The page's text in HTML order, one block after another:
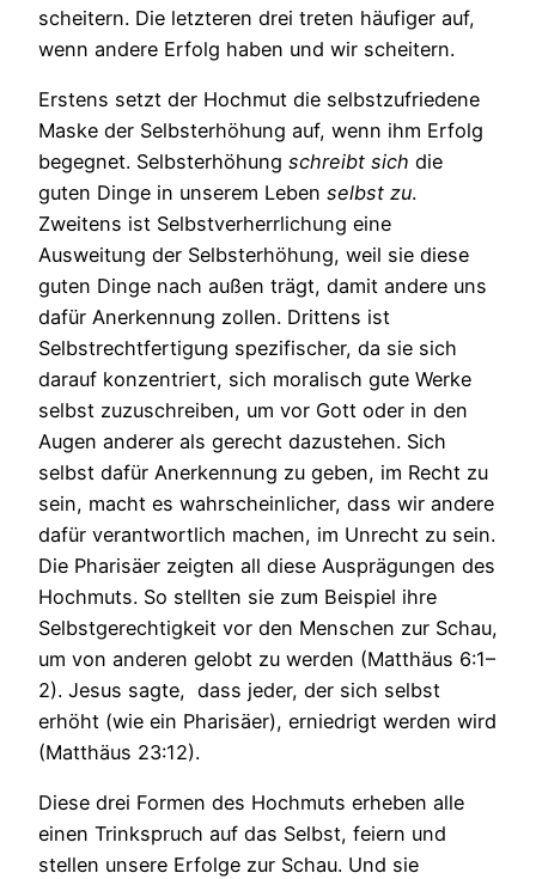
scheitern. Die letzteren drei treten häufiger auf,
wenn andere Erfolg haben und wir scheitern.
Erstens setzt der Hochmut die selbstzufriedene
Maske der Selbsterhöhung auf, wenn ihm Erfolg
begegnet. Selbsterhöhung schreibt sich die
guten Dinge in unserem Leben selbst zu.
Zweitens ist Selbstverherrlichung eine
Ausweitung der Selbsterhöhung, weil sie diese
guten Dinge nach außen trägt, damit andere uns
dafür Anerkennung zollen. Drittens ist
Selbstrechtfertigung spezifischer, da sie sich
darauf konzentriert, sich moralisch gute Werke
selbst zuzuschreiben, um vor Gott oder in den
Augen anderer als gerecht dazustehen. Sich
selbst dafür Anerkennung zu geben, im Recht zu
sein, macht es wahrscheinlicher, dass wir andere
dafür verantwortlich machen, im Unrecht zu sein.
Die Pharisäer zeigten all diese Ausprägungen des
Hochmuts. So stellten sie zum Beispiel ihre
Selbstgerechtigkeit vor den Menschen zur Schau,
um von anderen gelobt zu werden (Matthäus 6:1–
2). Jesus sagte, dass jeder, der sich selbst
erhöht (wie ein Pharisäer), erniedrigt werden wird
(Matthäus 23:12).
Diese drei Formen des Hochmuts erheben alle
einen Trinkspruch auf das Selbst, feiern und
stellen unsere Erfolge zur Schau. Und sie